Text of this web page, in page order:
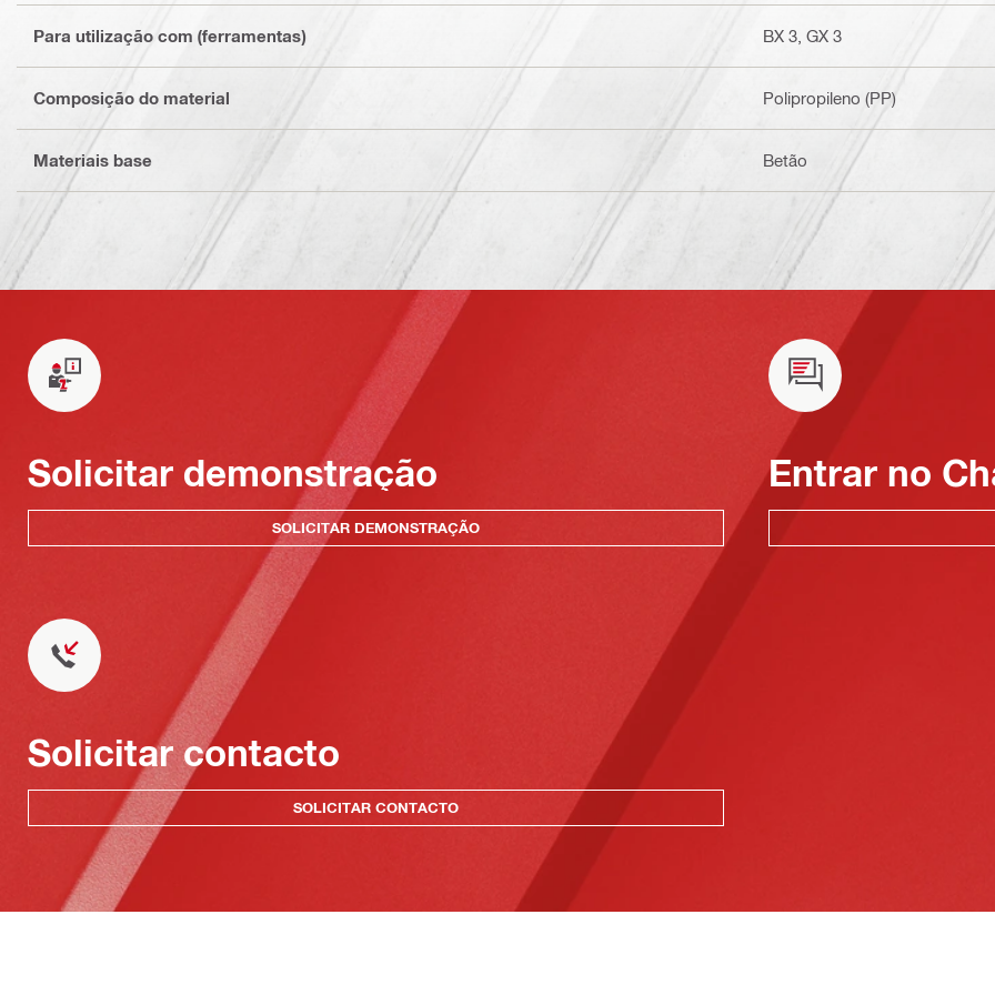
Para utilização com (ferramentas) BX 3, GX 3
Composição do material Polipropileno (PP)
Materiais base Betão
Solicitar demonstração
SOLICITAR DEMONSTRAÇÃO
Entrar no
Solicitar contacto
SOLICITAR CONTACTO